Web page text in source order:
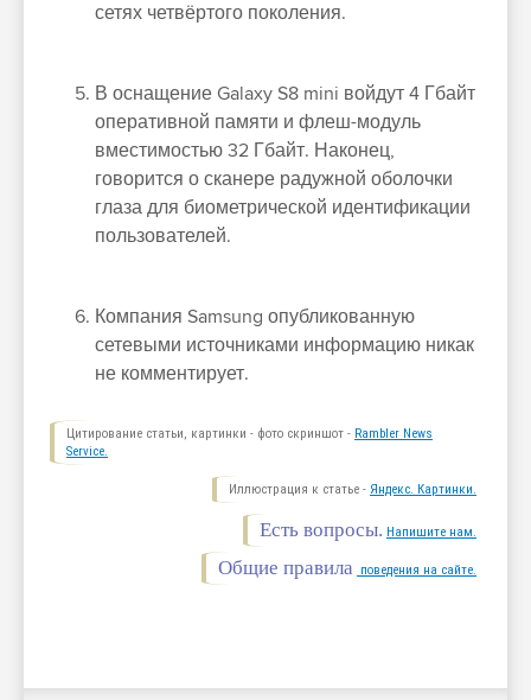
сетях четвёртого поколения.
В оснащение Galaxy S8 mini войдут 4 Гбайт
оперативной памяти и флеш-модуль
вместимостью 32 Гбайт. Наконец,
говорится о сканере радужной оболочки
глаза для биометрической идентификации
пользователей.
Компания Samsung опубликованную
сетевыми источниками информацию никак
не комментирует.
Цитирование статьи, картинки - фото скриншот - Rambler News
Service.
Иллюстрация к статье - Яндекс. Картинки.
Есть вопросы. Напишите нам.
Общие правила поведения на сайте.